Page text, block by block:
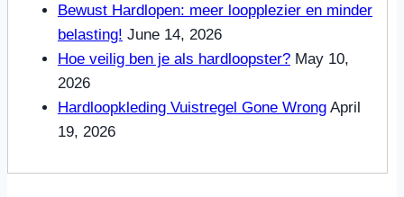
Bewust Hardlopen: meer loopplezier en minder
belasting! June 14, 2026
Hoe veilig ben je als hardloopster? May 10,
2026
Hardloopkleding Vuistregel Gone Wrong April
19, 2026